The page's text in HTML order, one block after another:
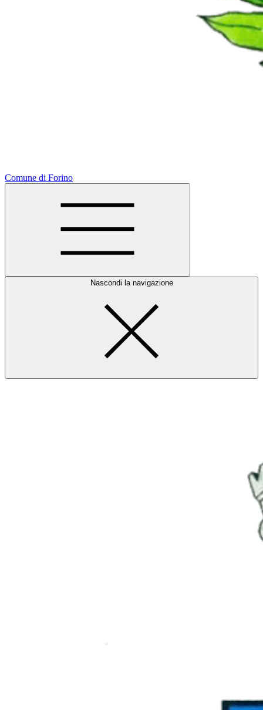
Comune di Forino
Nascondi la navigazione